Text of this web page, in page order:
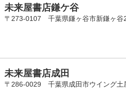
未来屋書店鎌ケ谷
〒273-0107 千葉県鎌ヶ谷市新鎌ヶ谷
未来屋書店成田
〒286-0029 千葉県成田市ウイング土